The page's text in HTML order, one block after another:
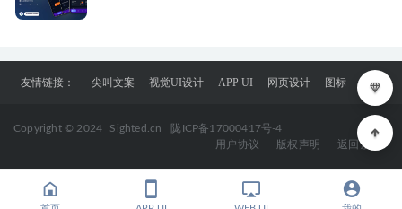
友情链接： 尖叫文案 视觉UI设计 APP UI 网页设计 图标
Copyright © 2024 Sighted.cn
陇ICP备17000417号-4
用户协议
版权声明 返回顶部